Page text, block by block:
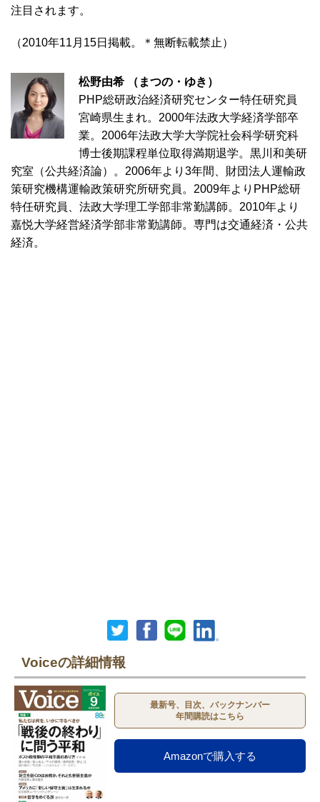
注目されます。
（2010年11月15日掲載。＊無断転載禁止）
松野由希 （まつの・ゆき ）
PHP総研政治経済研究センター特任研究員
宮崎県生まれ。2000年法政大学経済学部卒
業。2006年法政大学大学院社会科学研究科
博士後期課程単位取得満期退学。黒川和美研
究室（公共経済論）。2006年より3年間、財団法人運輸政
策研究機構運輸政策研究所研究員。2009年よりPHP総研
特任研究員、法政大学理工学部非常勤講師。2010年より
嘉悦大学経営経済学部非常勤講師。専門は交通経済・公共
経済。
Voiceの詳細情報
最新号、目次、バックナンバー
年間購読はこちら
Amazonで購入する